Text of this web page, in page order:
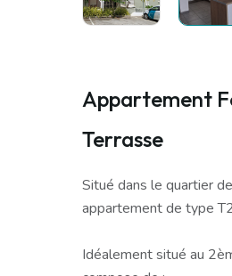
Appartement
Terrasse
Situé dans le quartier
appartement de type
Idéalement situé au